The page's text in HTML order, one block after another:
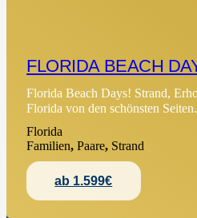
FLORIDA BEACH
Florida Beach Days! Strand,
Florida von den schönsten
Florida
Familien,Paare, Strand
ab 1.599€